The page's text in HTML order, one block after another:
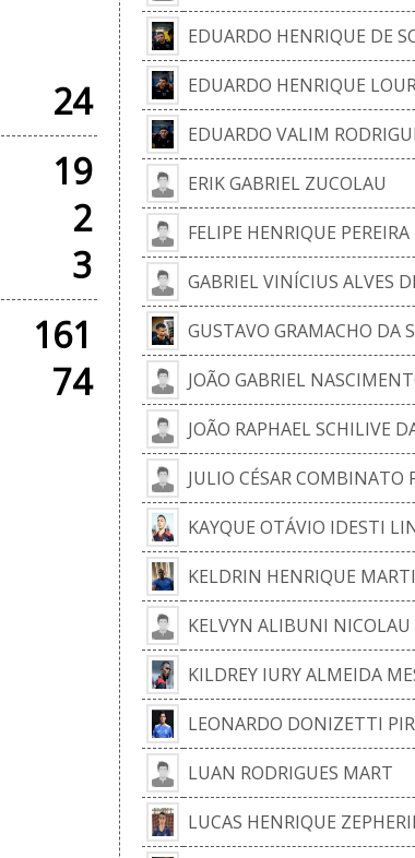
24
19
2
3
161
74
EDUARDO HENRIQUE DE
EDUARDO HENRIQUE
EDUARDO VALIM
ERIK GABRIEL ZUCOLAU
FELIPE HENRIQUE PEREIRA
GABRIEL VINÍCIUS ALVES
GUSTAVO GRAMACHO DA
JOÃO GABRIEL
JOÃO RAPHAEL SCHILIVE
JULIO CÉSAR COMBINATO
KAYQUE OTÁVIO IDESTI
KELDRIN HENRIQUE
KELVYN ALIBUNI NICOLAU
KILDREY IURY ALMEIDA
LEONARDO DONIZETTI
LUAN RODRIGUES MART
LUCAS HENRIQUE